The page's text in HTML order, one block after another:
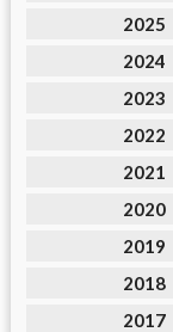
2025
2024
2023
2022
2021
2020
2019
2018
2017